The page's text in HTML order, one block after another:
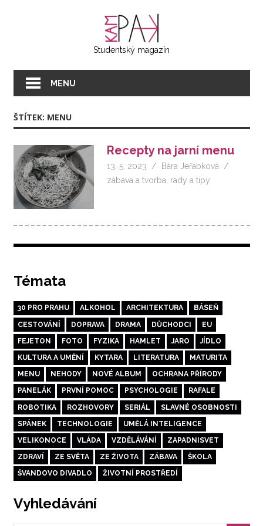
Studentský magazín
MENU
ŠTÍTEK: MENU
Recepty na jarní menu
13. 5. 2023
Bára Jeřábková
zábava a tvorba rady a tipy
Témata
30 PRO PRAHU ALKOHOL ARCHITEKTURA BÁSEŇ
CESTOVÁNÍ DOPRAVA DRAMA DŮCHODCI EU
FEJETON FOTO FYZIKA HAMLET JARO JÍDLO
KULTURA A UMĚNÍ KYTARA LITERATURA MATURITA
MENU NEHODY NOVÉ ALBUM OCHRANA PŘÍRODY
PANELÁK PRVNÍ POMOC PSYCHOLOGIE RAFALE
ROBOTIKA ROZHOVORY SERIÁL SLAVNÉ OSOBNOSTI
SPÁNEK TECHNOLOGIE UMĚLÁ INTELIGENCE
VELIKONOCE VLÁDA VZDĚLÁVÁNÍ ZAPADNISVET
ZDRAVÍ ZE SVĚTA ZE ŽIVOTA ZÁBAVA ŠKOLA
ŠVANDOVO DIVADLO ŽIVOTNÍ PROSTŘEDÍ
Vyhledávání